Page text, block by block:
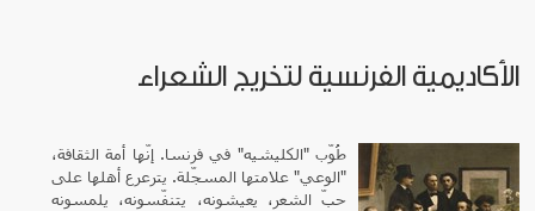
الأكاديمية الفرنسية لتخريج الشعراء
طُوّب "الكليشيه" في فرنسا. إنّها أمة الثقافة،
"الوعي" علامتها المسجّلة. يترعرع أهلها على
حبّ الشعر، يعيشونه، يتنفّسونه، يلمسونه